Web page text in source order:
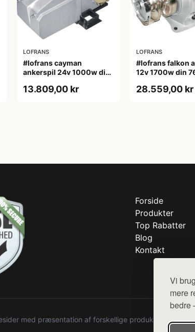
Vi
mere
bedre
LOFRANS
#lofrans cayman
ankerspil 24v 1000w din
13.809,00 kr
LOFRANS
#lofrans falkon
12v 1700w din
28.559,00 kr
Forside
Produkter
Top Rabatter
Blog
Kontakt
med præsentation af forskellige produkter fra